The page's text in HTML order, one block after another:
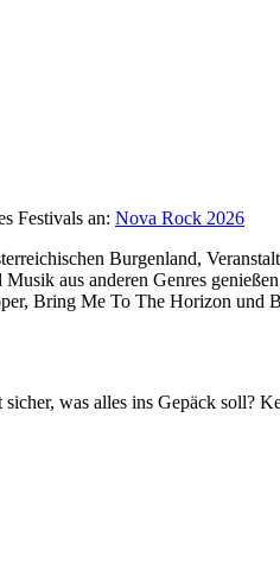
Festivals an: Nova Rock 2026
Burgenland,
aus anderen Genres
Bring Me To The Horizon und
was alles ins Gepäck soll?